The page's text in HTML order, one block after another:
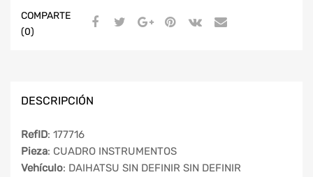
COMPARTE
(0)
DESCRIPCIÓN
RefID: 177716
Pieza: CUADRO INSTRUMENTOS
Vehículo: DAIHATSU SIN DEFINIR SIN DEFINIR